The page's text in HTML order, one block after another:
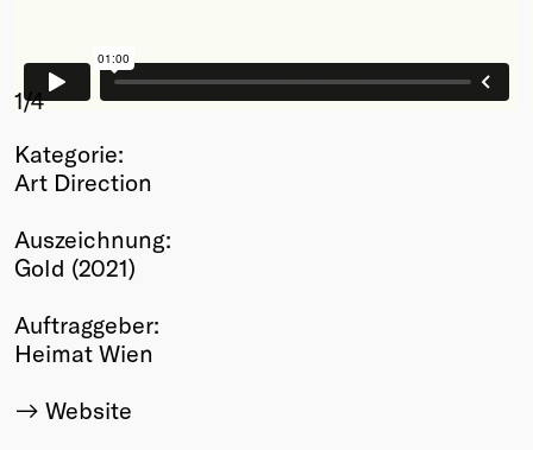
Membership
Info
Young Creatives
Friends of Creativity
Winners
2026
Annual
1/4
Kategorie:
Art Direction
Auszeichnung:
Gold (2021)
Auftraggeber:
Heimat Wien
Website